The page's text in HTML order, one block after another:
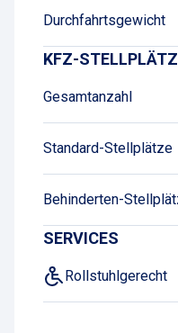
Durchfahrtsgewicht
KFZ-
Gesamtanzahl
Standard-Stellplätze
Behinderten-
SERVICES
Rollstuhlgerecht